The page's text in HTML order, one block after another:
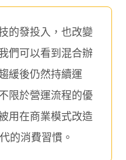
的發投入，也改變
們可以看到混合辦
緩後仍然持續運
限於營運流程的優
用在商業模式改造
的消費習慣。